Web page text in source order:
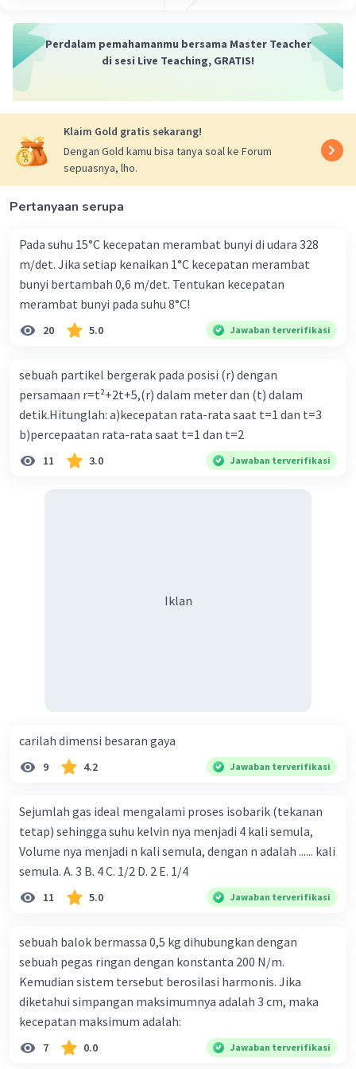
Perdalam pemahamanmu bersama Master Teacher
di sesi Live Teaching, GRATIS!
Klaim Gold gratis sekarang!
Dengan Gold kamu bisa tanya soal ke Forum
sepuasnya, lho.
Pertanyaan serupa
Pada suhu 15°C kecepatan merambat bunyi di udara 328
m/det. Jika setiap kenaikan 1°C kecepatan merambat
bunyi bertambah 0,6 m/det. Tentukan kecepatan
merambat bunyi pada suhu 8°C!
20 5.0 Jawaban terverifikasi
sebuah partikel bergerak pada posisi (r) dengan
persamaan r=t²+2t+5,(r) dalam meter dan (t) dalam
detik.Hitunglah: a)kecepatan rata-rata saat t=1 dan t=3
b)percepaatan rata-rata saat t=1 dan t=2
11 3.0 Jawaban terverifikasi
Iklan
carilah dimensi besaran gaya
9 4.2 Jawaban terverifikasi
Sejumlah gas ideal mengalami proses isobarik (tekanan
tetap) sehingga suhu kelvin nya menjadi 4 kali semula,
Volume nya menjadi n kali semula, dengan n adalah ...... kali
semula. A. 3 B. 4 C. 1/2 D. 2 E. 1/4
11 5.0 Jawaban terverifikasi
sebuah balok bermassa 0,5 kg dihubungkan dengan
sebuah pegas ringan dengan konstanta 200 N/m.
Kemudian sistem tersebut berosilasi harmonis. Jika
diketahui simpangan maksimumnya adalah 3 cm, maka
kecepatan maksimum adalah:
7 0.0 Jawaban terverifikasi